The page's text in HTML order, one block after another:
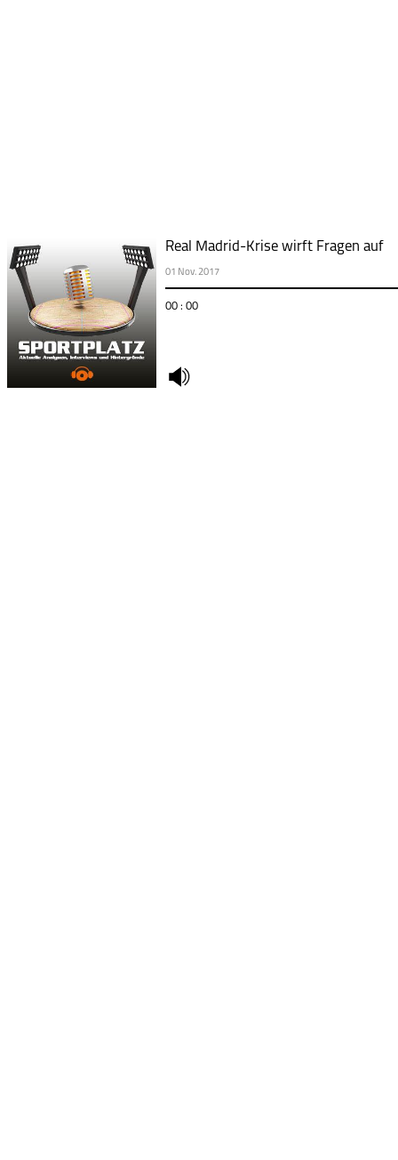
Real Madrid-Krise wirft Fragen auf
01 Nov. 2017
00 : 00